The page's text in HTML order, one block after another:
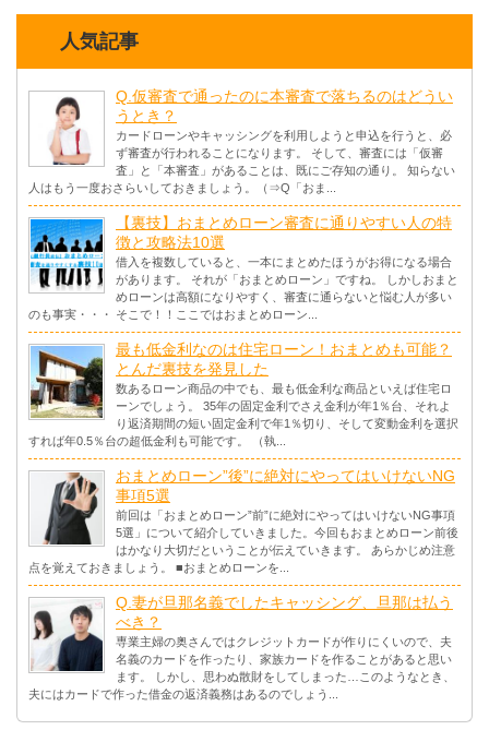
人気記事
Q.仮審査で通ったのに本審査で落ちるのはどうい
うとき？
カードローンやキャッシングを利用しようと申込を行うと、必
ず審査が行われることになります。 そして、審査には「仮審
査」と「本審査」があることは、既にご存知の通り。 知らない
人はもう一度おさらいしておきましょう。（⇒Q「おま...
【裏技】おまとめローン審査に通りやすい人の特
徴と攻略法10選
借入を複数していると、一本にまとめたほうがお得になる場合
があります。 それが「おまとめローン」ですね。 しかしおまと
めローンは高額になりやすく、審査に通らないと悩む人が多い
のも事実・・・ そこで！！ここではおまとめローン...
最も低金利なのは住宅ローン！おまとめも可能？
とんだ裏技を発見した
数あるローン商品の中でも、最も低金利な商品といえば住宅ロ
ーンでしょう。 35年の固定金利でさえ金利が年1％台、それよ
り返済期間の短い固定金利で年1％切り、そして変動金利を選択
すれば年0.5％台の超低金利も可能です。 （執...
おまとめローン”後”に絶対にやってはいけないNG
事項5選
前回は「おまとめローン”前”に絶対にやってはいけないNG事項
5選」について紹介していきました。今回もおまとめローン前後
はかなり大切だということが伝えていきます。 あらかじめ注意
点を覚えておきましょう。 ■おまとめローンを...
Q.妻が旦那名義でしたキャッシング、旦那は払う
べき？
専業主婦の奥さんではクレジットカードが作りにくいので、夫
名義のカードを作ったり、家族カードを作ることがあると思い
ます。 しかし、思わぬ散財をしてしまった…このようなとき、
夫にはカードで作った借金の返済義務はあるのでしょう...